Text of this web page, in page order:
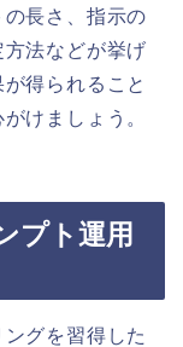
長さ、指示の
法などが挙げ
得られること
けましょう。
プト運用
グを習得した